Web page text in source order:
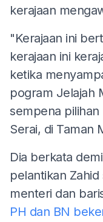
kerajaan
"Kerajaan ini
kerajaan ini
ketika
pogram Jelajah
sempena pilihan
Serai, di Taman
Dia berkata
pelantikan
menteri dan
PH dan BN